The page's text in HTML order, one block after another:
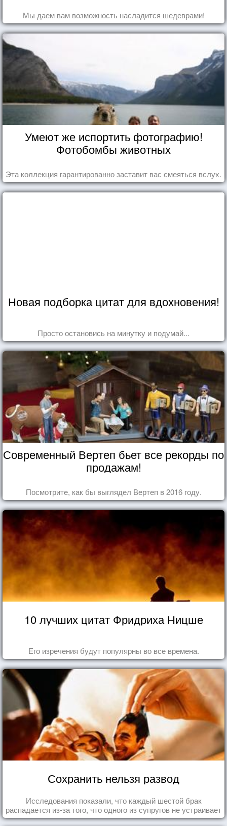
Мы даем вам возможность насладится шедеврами!
Умеют же испортить фотографию!
Фотобомбы животных
Эта коллекция гарантированно заставит вас смеяться вслух.
Новая подборка цитат для вдохновения!
Просто остановись на минутку и подумай...
Современный Вертеп бьет все рекорды по
продажам!
Посмотрите, как бы выглядел Вертеп в 2016 году.
10 лучших цитат Фридриха Ницше
Его изречения будут популярны во все времена.
Сохранить нельзя развод
Исследования показали, что каждый шестой брак
распадается из-за того, что одного из супругов не устраивает
та роль, которая выпала ему в семье.